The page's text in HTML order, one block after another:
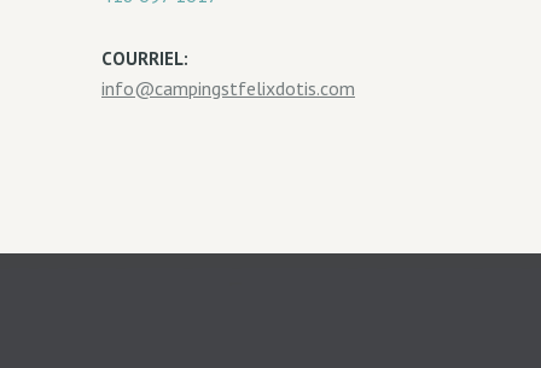
COURRIEL:
info@campingstfelixdotis.com